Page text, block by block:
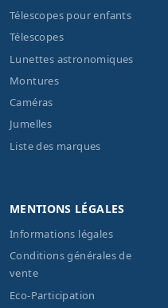
Télescopes pour enfants
Télescopes
Lunettes astronomiques
Montures
Caméras
Jumelles
Liste des marques
MENTIONS LÉGALES
Informations légales
Conditions générales de
vente
Eco-Participation